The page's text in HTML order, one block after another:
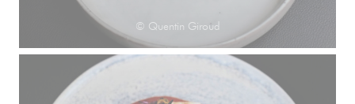
© Quentin Giroud